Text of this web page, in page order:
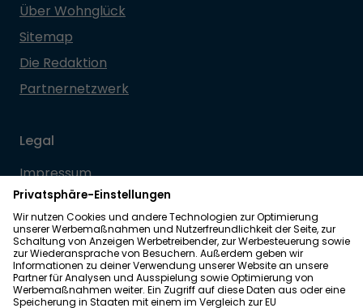
Über Wohnglück
Sitemap
Die Redaktion
Partnernetzwerk
Legal
Impressum
Datenschutz
Allgemeine Geschäftsbedingungen
Barrierefreiheit